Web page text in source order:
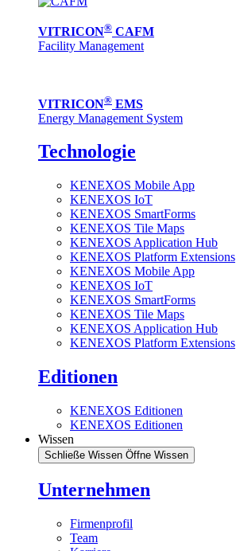
VITRICON® CAFM
Facility Management
VITRICON® EMS
Energy Management System
Technologie
KENEXOS Mobile App
KENEXOS IoT
KENEXOS SmartForms
KENEXOS Tile Maps
KENEXOS Application Hub
KENEXOS Platform Extensions
KENEXOS Mobile App
KENEXOS IoT
KENEXOS SmartForms
KENEXOS Tile Maps
KENEXOS Application Hub
KENEXOS Platform Extensions
Editionen
KENEXOS Editionen
KENEXOS Editionen
Wissen
Schließe Wissen Öffne Wissen
Unternehmen
Firmenprofil
Team